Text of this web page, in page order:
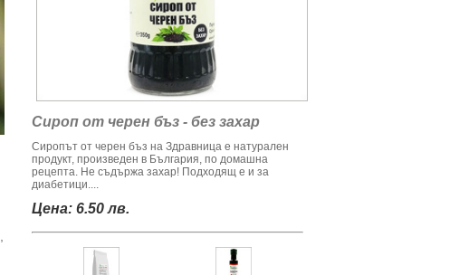
Сироп от черен бъз - без захар
Сиропът от черен бъз на Здравница е натурален
продукт, произведен в България, по домашна
рецепта. Не съдържа захар! Подходящ е и за
диабетици....
Цена: 6.50 лв.